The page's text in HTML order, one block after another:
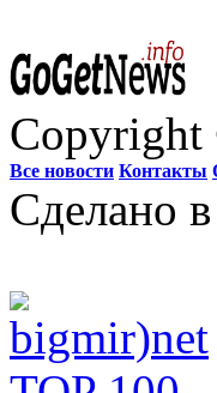
Все новости Контакты
Сделано в